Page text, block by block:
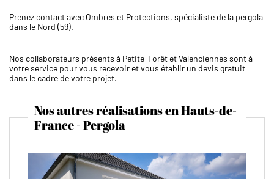
Prenez contact avec Ombres et Protections, spécialiste de la pergola
dans le Nord (59).
Nos collaborateurs présents à Petite-Forêt et Valenciennes sont à
votre service pour vous recevoir et vous établir un devis gratuit
dans le cadre de votre projet.
Nos autres réalisations en Hauts-de-
France - Pergola